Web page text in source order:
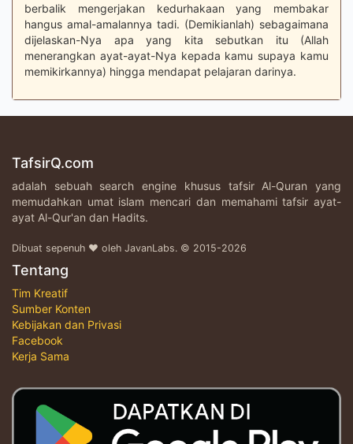
berbalik mengerjakan kedurhakaan yang membakar
hangus amal-amalannya tadi. (Demikianlah) sebagaimana
dijelaskan-Nya apa yang kita sebutkan itu (Allah
menerangkan ayat-ayat-Nya kepada kamu supaya kamu
memikirkannya) hingga mendapat pelajaran darinya.
TafsirQ.com
adalah sebuah search engine khusus tafsir Al-Quran yang
memudahkan umat islam mencari dan memahami tafsir ayat-
ayat Al-Qur'an dan Hadits.
Dibuat sepenuh ♥ oleh JavanLabs. © 2015-2026
Tentang
Tim Kreatif
Sumber Konten
Kebijakan dan Privasi
Facebook
Kerja Sama